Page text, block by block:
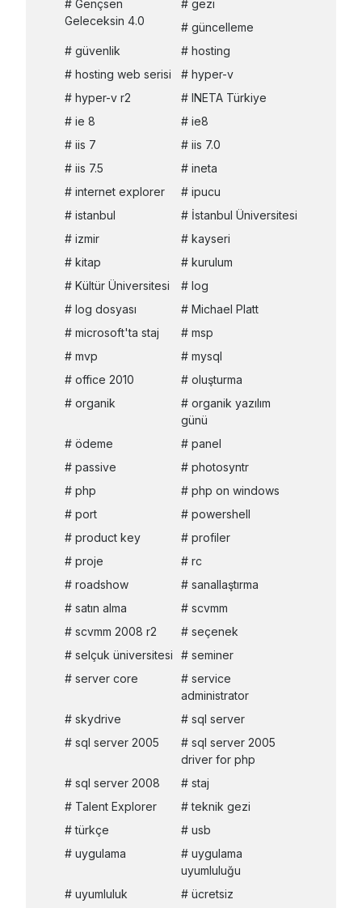
Gençsen
Geleceksin 4.0
gezi
güncelleme
güvenlik
hosting
hosting web serisi
hyper-v
hyper-v r2
INETA Türkiye
ie 8
ie8
iis 7
iis 7.0
iis 7.5
ineta
internet explorer
ipucu
istanbul
İstanbul Üniversitesi
izmir
kayseri
kitap
kurulum
Kültür Üniversitesi
log
log dosyası
Michael Platt
microsoft'ta staj
msp
mvp
mysql
office 2010
oluşturma
organik
organik yazılım
günü
ödeme
panel
passive
photosyntr
php
php on windows
port
powershell
product key
profiler
proje
rc
roadshow
sanallaştırma
satın alma
scvmm
scvmm 2008 r2
seçenek
selçuk üniversitesi
seminer
server core
service
administrator
skydrive
sql server
sql server 2005
sql server 2005
driver for php
sql server 2008
staj
Talent Explorer
teknik gezi
türkçe
usb
uygulama
uygulama
uyumluluğu
uyumluluk
ücretsiz